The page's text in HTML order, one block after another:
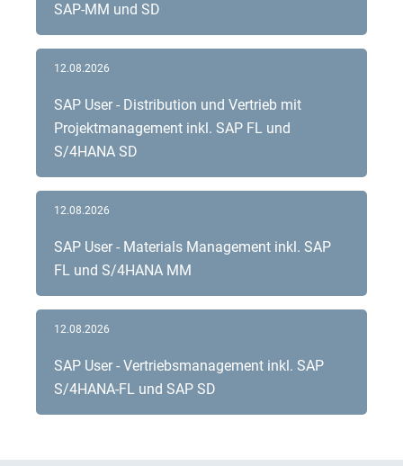
SAP-MM und SD
SAP User - Distribution und Vertrieb mit
Projektmanagement inkl. SAP FL und
S/4HANA SD
12.08.2026
SAP User - Materials Management inkl. SAP
FL und S/4HANA MM
12.08.2026
SAP User - Vertriebsmanagement inkl. SAP
S/4HANA-FL und SAP SD
12.08.2026